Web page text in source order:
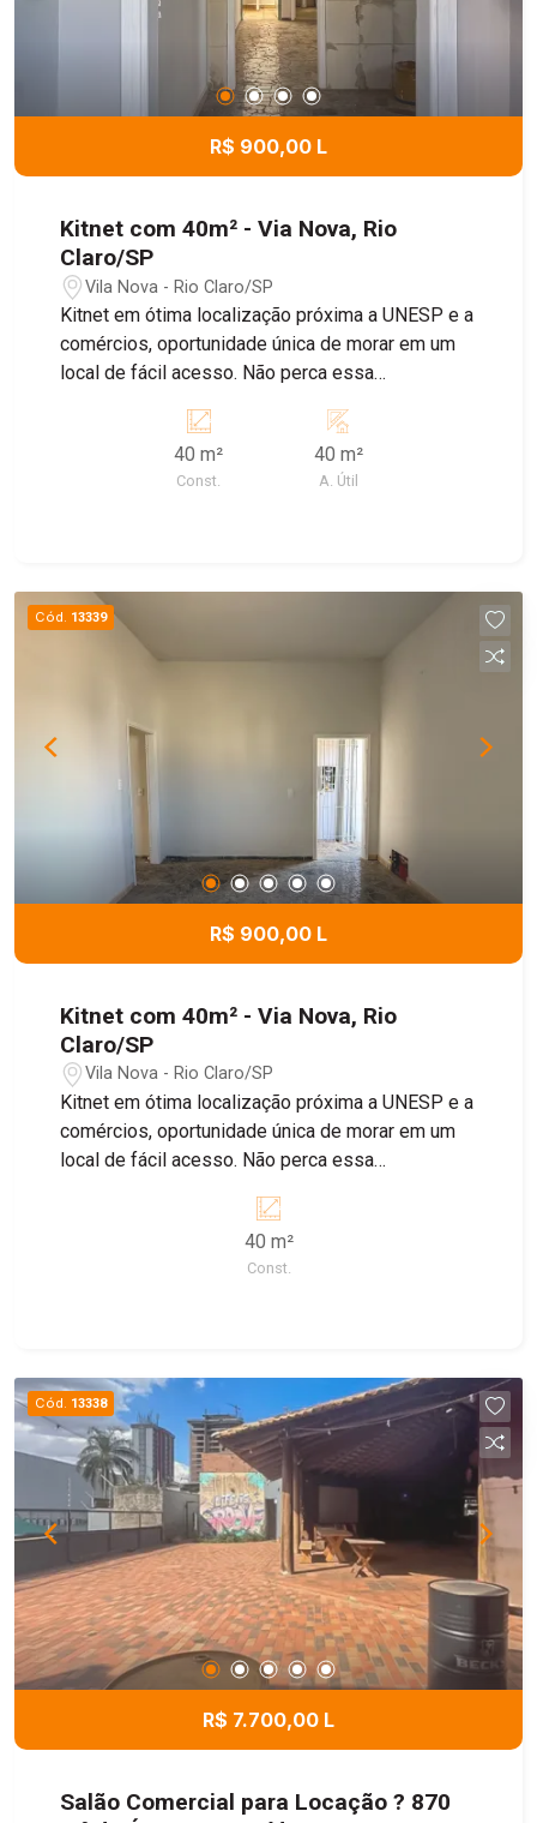
R$ 900,00 L
Kitnet com 40m² - Via Nova, Rio
Claro/SP
Vila Nova - Rio Claro/SP
Kitnet em ótima localização próxima a UNESP e a
comércios, oportunidade única de morar em um
local de fácil acesso. Não perca essa
40 m²
Const.
40 m²
A. Útil
Cód. 13339
R$ 900,00 L
Kitnet com 40m² - Via Nova, Rio
Claro/SP
Vila Nova - Rio Claro/SP
Kitnet em ótima localização próxima a UNESP e a
comércios, oportunidade única de morar em um
local de fácil acesso. Não perca essa
40 m²
Const.
Cód. 13338
R$ 7.700,00 L
Salão Comercial para Locação ? 870